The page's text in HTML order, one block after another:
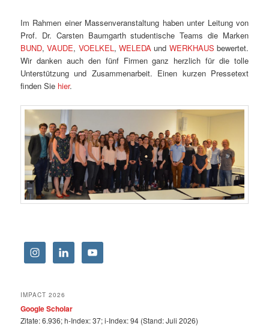
Im Rahmen einer Massenveranstaltung haben unter Leitung von
Prof. Dr. Carsten Baumgarth studentische Teams die Marken
BUND,VAUDE, VOELKEL,WELEDA und WERKHAUS bewertet.
Wir danken auch den fünf Firmen ganz herzlich für die tolle
Unterstützung und Zusammenarbeit. Einen kurzen Pressetext
finden Sie hier.
IMPACT 2026
Google Scholar
Zitate: 6.936; h-Index: 37; i-Index: 94 (Stand: Juli 2026)